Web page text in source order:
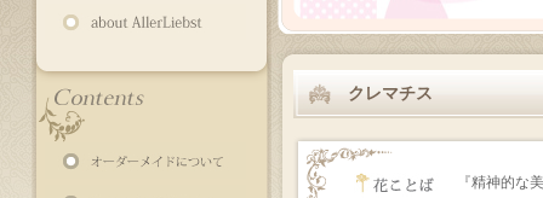
クレマチス
『精神的